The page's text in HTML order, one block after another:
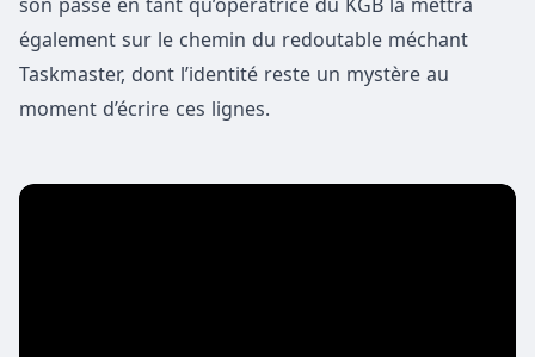
son passé en tant qu’opératrice du KGB la mettra
également sur le chemin du redoutable méchant
Taskmaster, dont l’identité reste un mystère au
moment d’écrire ces lignes.